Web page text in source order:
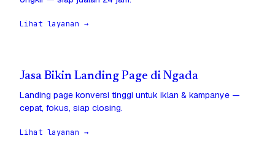
Lihat layanan →
Jasa Bikin Landing Page di Ngada
Landing page konversi tinggi untuk iklan & kampanye —
cepat, fokus, siap closing.
Lihat layanan →